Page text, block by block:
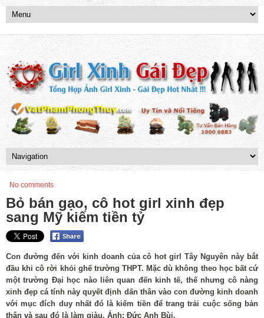
No comments
Bỏ bán gạo, cô hot girl xinh đẹp
sang Mỹ kiếm tiền tỷ
Con đường đến với kinh doanh của cô hot girl Tây Nguyên này bắt
đầu khi cô rời khỏi ghế trường THPT. Mặc dù không theo học bất cứ
một trường Đại học nào liên quan đến kinh tế, thế nhưng cô nàng
xinh đẹp cá tính này quyết định dấn thân vào con đường kinh doanh
với mục đích duy nhất đó là kiếm tiền để trang trải cuộc sống bản
thân và sau đó là làm giàu. Ảnh: Đức Anh Bùi.